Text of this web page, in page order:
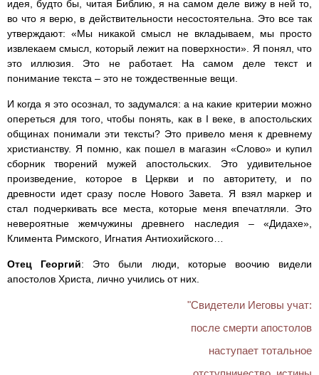
идея, будто бы, читая Библию, я на самом деле вижу в ней то,
во что я верю, в действительности несостоятельна. Это все так
утверждают: «Мы никакой смысл не вкладываем, мы просто
извлекаем смысл, который лежит на поверхности». Я понял, что
это иллюзия. Это не работает. На самом деле текст и
понимание текста – это не тождественные вещи.
И когда я это осознал, то задумался: а на какие критерии можно
опереться для того, чтобы понять, как в I веке, в апостольских
общинах понимали эти тексты? Это привело меня к древнему
христианству. Я помню, как пошел в магазин «Слово» и купил
сборник творений мужей апостольских. Это удивительное
произведение, которое в Церкви и по авторитету, и по
древности идет сразу после Нового Завета. Я взял маркер и
стал подчеркивать все места, которые меня впечатляли. Это
невероятные жемчужины древнего наследия – «Дидахе»,
Климента Римского, Игнатия Антиохийского…
Отец Георгий: Это были люди, которые воочию видели
апостолов Христа, лично учились от них.
"Свидетели Иеговы учат:
после смерти апостолов
наступает тотальное